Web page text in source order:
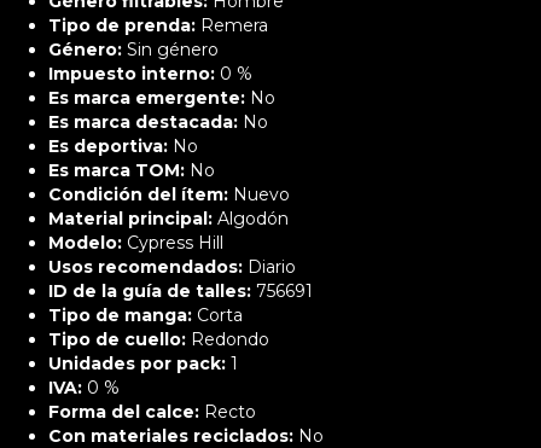
Tipo de prenda: Remera
Género: Sin género
Impuesto interno: 0 %
Es marca emergente: No
Es marca destacada: No
Es deportiva: No
Es marca TOM: No
Condición del ítem: Nuevo
Material principal: Algodón
Modelo: Cypress Hill
Usos recomendados: Diario
ID de la guía de talles: 756691
Tipo de manga: Corta
Tipo de cuello: Redondo
Unidades por pack: 1
IVA: 0 %
Forma del calce: Recto
Con materiales reciclados: No